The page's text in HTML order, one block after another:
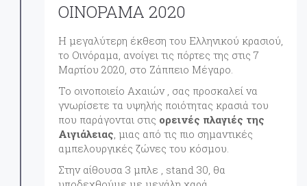
ΟΙΝΟΡΑΜΑ 2020
Η μεγαλύτερη έκθεση του Ελληνικού κρασιού,
το Οινόραμα, ανοίγει τις πόρτες της στις 7
Μαρτίου 2020, στο Ζάππειο Μέγαρο.
Το οινοποιείο Αχαιών , σας προσκαλεί να
γνωρίσετε τα υψηλής ποιότητας κρασιά του
που παράγονται στις ορεινές πλαγιές της
Αιγιάλειας, μιας από τις πιο σημαντικές
αμπελουργικές ζώνες του κόσμου.
Στην αίθουσα 3 μπλε , stand 30, θα